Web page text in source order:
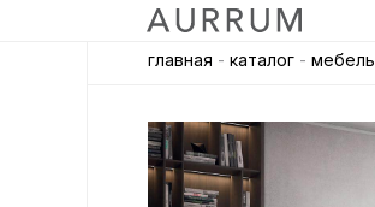
главная - каталог - мебель